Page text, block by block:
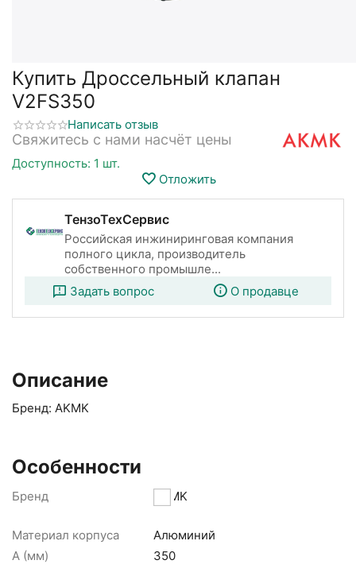
Купить Дроссельный клапан
V2FS350
Написать отзыв
Свяжитесь с нами насчёт цены
Доступность: 1 шт.
Отложить
ТензоТехСервис
Российская инжиниринговая компания
полного цикла, производитель
собственного промышле...
Задать вопрос
О продавце
Описание
Бренд: AKMK
Особенности
Бренд AKMK
Материал корпуса
Алюминий
A (мм)
350